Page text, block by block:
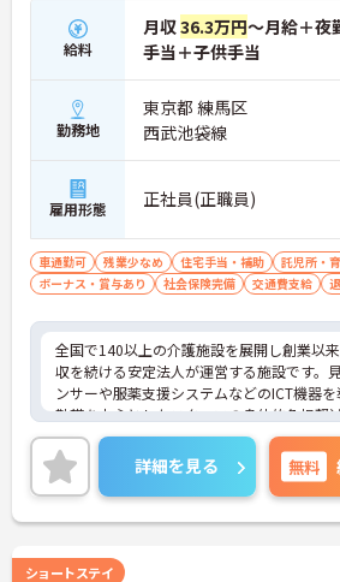
ってケアに専念できます
ます】
・介護職から主任や施設長への昇格にくわえ
職や本部職への職種転換も可能です
・独自の研修制度で段階的にスキルを磨き
自身の目標に合わせたキャリアを描けます
ます】
・住宅手当や子ども手当を支給し家庭を持
安定した収入を確保できる体制です
感を持って長く働き続けられます
給料
月収36.3万円～月給＋夜
手当＋子供手当
勤務地
東京都 練馬区
西武池袋線
雇用形態 正社員(正職員)
車通勤可 残業少なめ 住宅手当・補助
託児所・
ボーナス・賞与あり
社会保険完備 交通費支給
全国で140以上の介護施設を展開し創業以
収を続ける安定法人が運営する施設です。
ンサーや服薬支援システムなどのICT機器を
勤帯を中心としたスタッフの身体的負担軽
しています。独自のHITOWAアカデミーに
的な研修制度や資格取得支援を通じて専門性
られるほか、施設長や本部職への職種転換
ひとりの希望に合わせた多様なキャリアパ
ます。住宅手当や子ども手当などの福利厚
ステージが変化しても将来を見据えて安心
詳細を見る 無料
ショートステイ